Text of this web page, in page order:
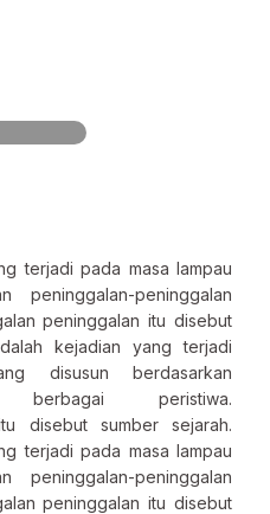
terjadi pada masa lampau
peninggalan-peninggalan
peninggalan itu disebut
kejadian yang terjadi
disusun berdasarkan
berbagai peristiwa.
disebut sumber sejarah.
terjadi pada masa lampau
peninggalan-peninggalan
peninggalan itu disebut